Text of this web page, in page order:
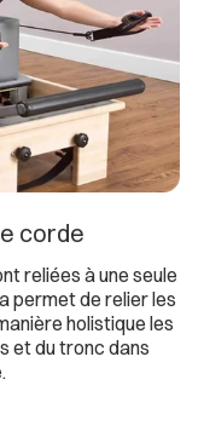
corde
reliées à une seule
permet de relier les
holistique les
et du tronc dans